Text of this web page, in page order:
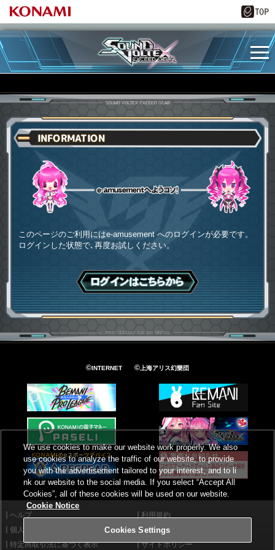
INFORMATION
このページのご利用にはe-amusement へのログインが必要です。
ログインした状態で､再度お試しください。
ログインはこちら
©INTERNET ©上海アリス幻樂団
ヘルプ
利用規約
個人情報等保護方針
外部送信について
特定商取引法に基づく表示
サイトポリシー
We use cookies to make our website work properly. We also
use cookies to analyze the traffic of our website, to provide
you with the advertisement tailored to your interest, and to li
nk our website to the social media. If you select “Accept All
Cookies”, all of these cookies will be used on our website.
Cookie Notice
Cookies Settings